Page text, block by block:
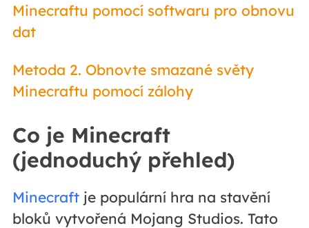
Minecraftu pomocí softwaru pro obnovu
dat
Metoda 2. Obnovte smazané světy
Minecraftu pomocí zálohy
Co je Minecraft
(jednoduchý přehled)
Minecraftje populární hra na stavění
bloků vytvořená Mojang Studios. Tato